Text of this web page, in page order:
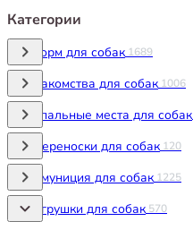
Категории
Корм для собак 1689
Лакомства для собак 1006
Спальные места для собак
Переноски для собак 120
Амуниция для собак 1225
Игрушки для собак 570